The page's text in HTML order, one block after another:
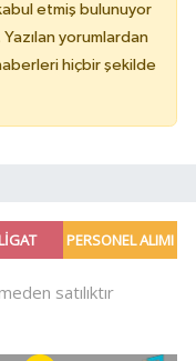
etmiş bulunuyor
yorumlardan
hiçbir şekilde